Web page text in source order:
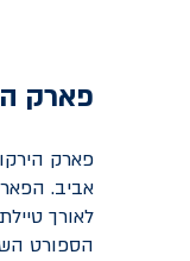
פארק
אביב.
לאורך
הספורט